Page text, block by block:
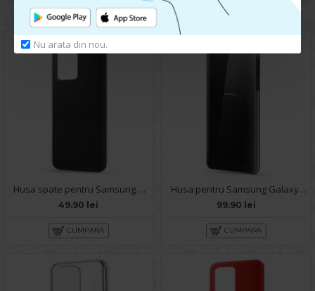
Nu arata din nou.
Huse pentru acelasi telefon
Husa spate pentru Samsung S20 Ultra - Silicon Line Negru
49.90 lei
CUMPARA
Husa pentru Samsung Galaxy S20 Ultra - Clear View
99.90 lei
CUMPARA